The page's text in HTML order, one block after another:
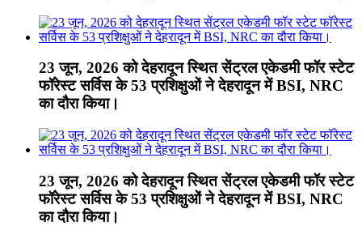
23 जून, 2026 को देहरादून स्थित सेंट्रल एकेडमी फॉर स्टेट
फॉरेस्ट सर्विस के 53 प्रशिक्षुओं ने देहरादून में BSI, NRC
का दौरा किया।
23 जून, 2026 को देहरादून स्थित सेंट्रल एकेडमी फॉर स्टेट
फॉरेस्ट सर्विस के 53 प्रशिक्षुओं ने देहरादून में BSI, NRC
का दौरा किया।